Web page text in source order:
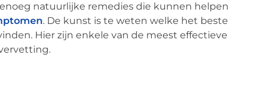
natuurlijke remedies die kunnen helpen
. De kunst is te weten welke het beste
Hier zijn enkele van de meest effectieve